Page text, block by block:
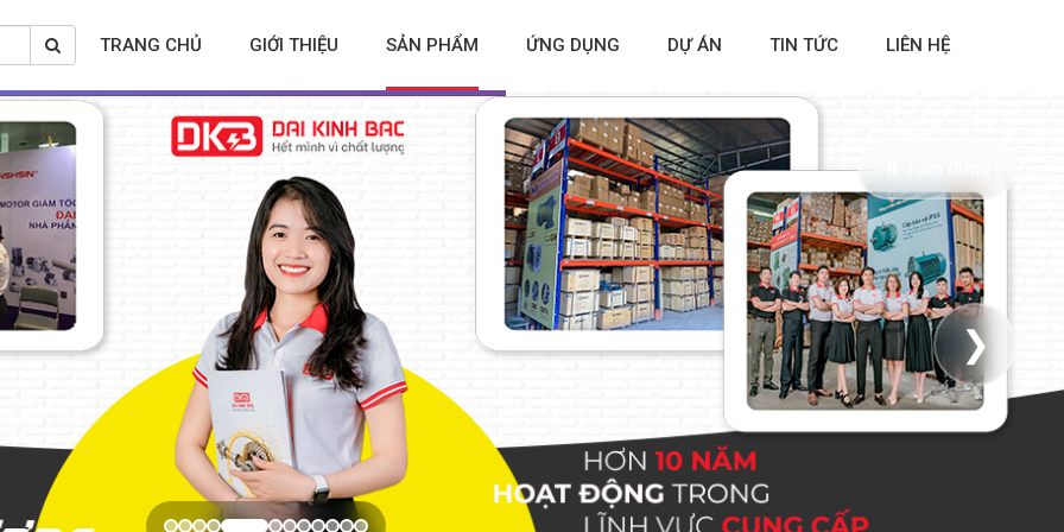
TRANG CHỦ GIỚI THIỆU SẢN PHẨM ỨNG DỤNG DỰ ÁN TIN TỨC LIÊN HỆ
❯